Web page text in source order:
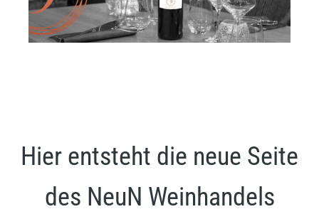
Hier entsteht die neue Seite
des NeuN Weinhandels